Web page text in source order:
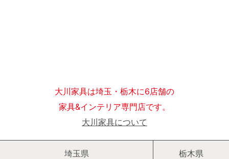
大川家具は埼玉・栃木に6店舗の
家具&インテリア専門店です。
大川家具について
埼玉県 栃木県